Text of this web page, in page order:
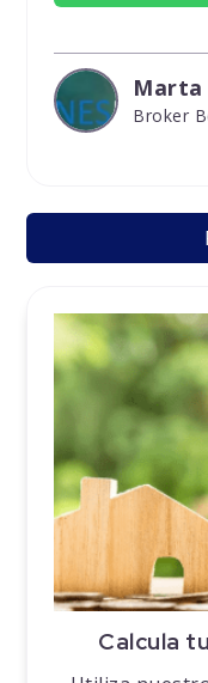
Marta
Broker
Calcula